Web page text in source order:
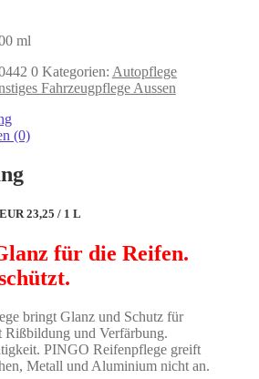
ml
0 Kategorien: Autopflege
Fahrzeugpflege Aussen
(0)
23,25 / 1 L
für die Reifen.
bringt Glanz und Schutz für
Rißbildung und Verfärbung.
PINGO Reifenpflege greift
Metall und Aluminium nicht an.